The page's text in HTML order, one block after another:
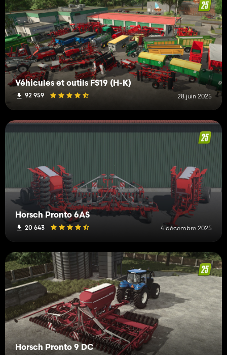
Véhicules et outils FS19 (H-K)
92 959 28 juin 2025
Horsch Pronto 6AS
20 643 4 décembre 2025
Horsch Pronto 9 DC